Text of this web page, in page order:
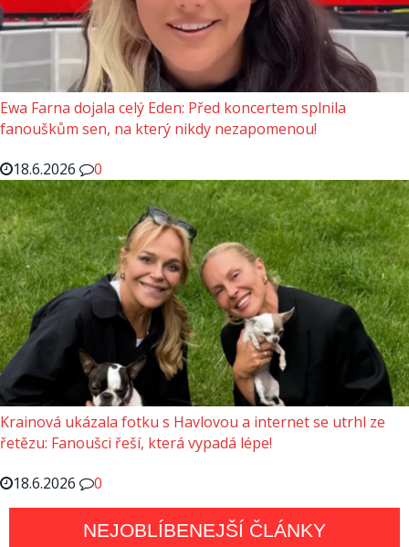
Ewa Farna dojala celý Eden: Před koncertem splnila
fanouškům sen, na který nikdy nezapomenou!
18.6.2026
0
Krainová ukázala fotku s Havlovou a internet se utrhl ze
řetězu: Fanoušci řeší, která vypadá lépe!
18.6.2026
0
NEJOBLÍBENEJŠÍ ČLÁNKY